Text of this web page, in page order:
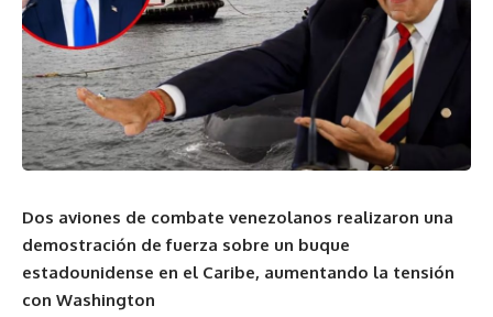
Dos aviones de combate venezolanos realizaron una
demostración de fuerza sobre un buque
estadounidense en el Caribe, aumentando la tensión
con Washington